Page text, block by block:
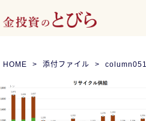
HOME 添付ファイル